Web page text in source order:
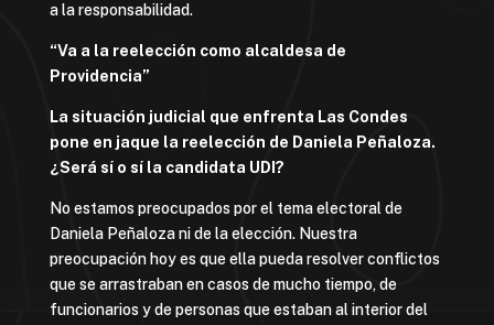
a la responsabilidad.
“Va a la reelección como alcaldesa de
Providencia”
La situación judicial que enfrenta Las Condes
pone en jaque la reelección de Daniela Peñaloza.
¿Será sí o sí la candidata UDI?
No estamos preocupados por el tema electoral de
Daniela Peñaloza ni de la elección. Nuestra
preocupación hoy es que ella pueda resolver conflictos
que se arrastraban en casos de mucho tiempo, de
funcionarios y de personas que estaban al interior del